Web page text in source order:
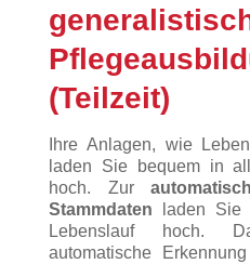
(Teilzeit)
Ihre Anlagen, wie
laden Sie bequem in
hoch. Zur
Stammdaten laden Sie
Lebenslauf hoch.
automatische